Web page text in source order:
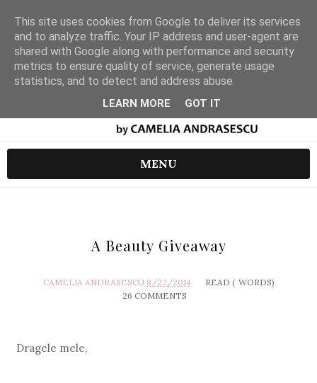
MENU
A Beauty Giveaway
CAMELIA ANDRASESCU 8/22/2014 READ ( WORDS)
26 COMMENTS
Dragele mele,
This site uses cookies from Google to deliver its services
and to analyze traffic. Your IP address and user-agent are
shared with Google along with performance and security
metrics to ensure quality of service, generate usage
statistics, and to detect and address abuse.
LEARN MORE GOT IT